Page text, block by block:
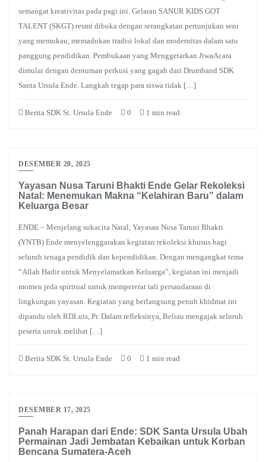
semangat kreativitas pada pagi ini. Gelaran SANUR KIDS GOT
TALENT (SKGT) resmi dibuka dengan serangkaian pertunjukan seni
yang memukau, memadukan tradisi lokal dan modernitas dalam satu
panggung pendidikan. Pembukaan yang Menggetarkan JiwaAcara
dimulai dengan dentuman perkusi yang gagah dari Drumband SDK
Santa Ursula Ende. Langkah tegap para siswa tidak […]
Berita SDK St. Ursula Ende 0 1 min read
DESEMBER 20, 2025
Yayasan Nusa Taruni Bhakti Ende Gelar Rekoleksi
Natal: Menemukan Makna “Kelahiran Baru” dalam
Keluarga Besar
ENDE – Menjelang sukacita Natal, Yayasan Nusa Taruni Bhakti
(YNTB) Ende menyelenggarakan kegiatan rekoleksi khusus bagi
seluruh tenaga pendidik dan kependidikan. Dengan mengangkat tema
“Allah Hadir untuk Menyelamatkan Keluarga”, kegiatan ini menjadi
momen jeda spiritual untuk mempererat tali persaudaraan di
lingkungan yayasan. Kegiatan yang berlangsung penuh khidmat ini
dipandu oleh RDLuis, Pr. Dalam refleksinya, Beliau mengajak seluruh
peserta untuk melihat […]
Berita SDK St. Ursula Ende 0 1 min read
DESEMBER 17, 2025
Panah Harapan dari Ende: SDK Santa Ursula Ubah
Permainan Jadi Jembatan Kebaikan untuk Korban
Bencana Sumatera-Aceh